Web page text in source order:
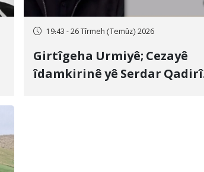
19:43 - 26 Tîrmeh (Temûz) 2026
Girtîgeha Urmiyê; Cezayê
îdamkirinê yê Serdar Qadirî